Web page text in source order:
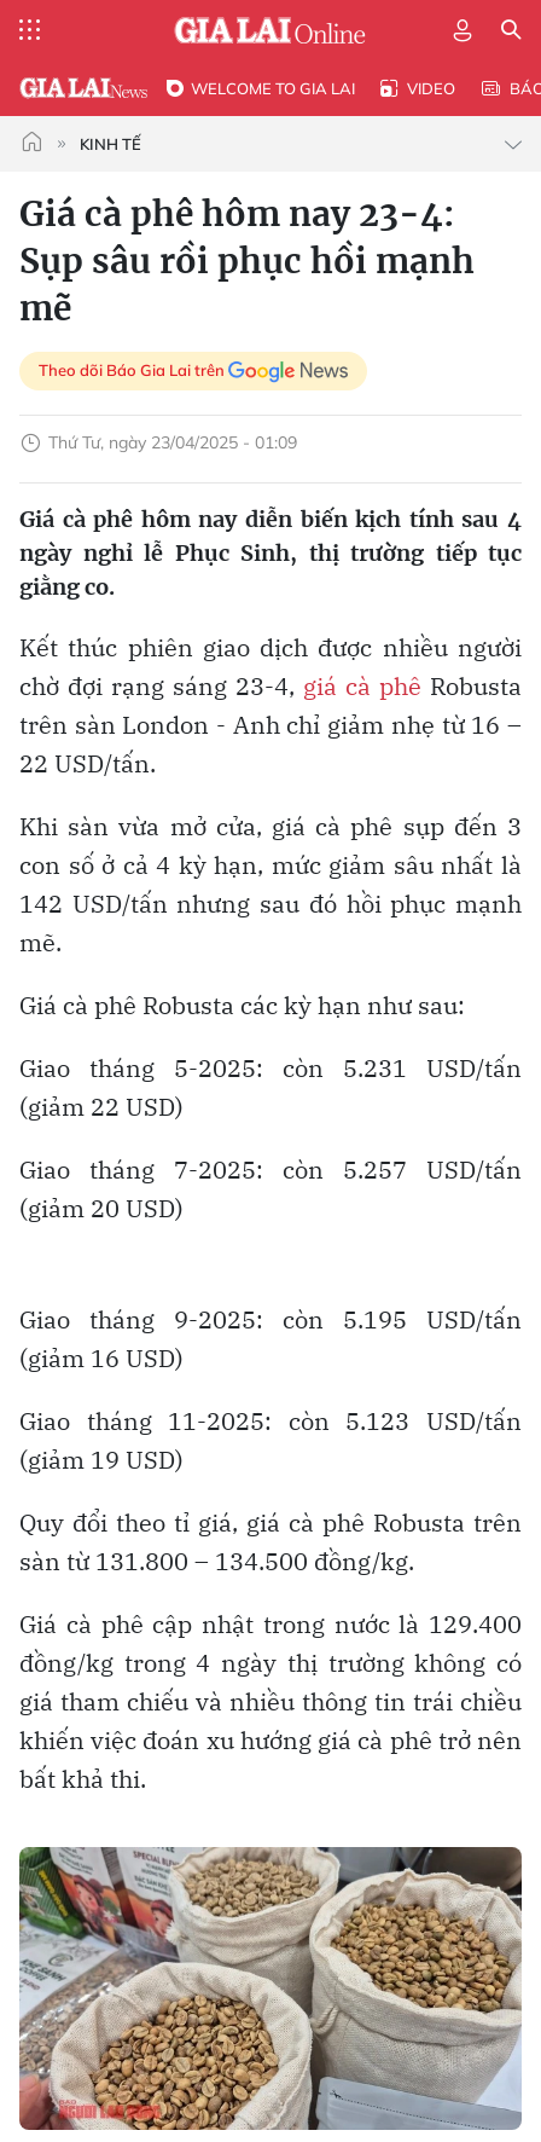
WELCOME TO GIA LAI VIDEO
KINH TẾ
Giá cà phê hôm nay 23-4:
Sụp sâu rồi phục hồi mạnh
mẽ
Theo dõi Báo Gia Lai trên
Thứ Tư, ngày 23/04/2025 - 01:09
Giá cà phê hôm nay diễn biến kịch tính sau 4
ngày nghỉ lễ Phục Sinh, thị trường tiếp tục
giằng co.
Kết thúc phiên giao dịch được nhiều người
chờ đợi rạng sáng 23-4, giá cà phê Robusta
trên sàn London - Anh chỉ giảm nhẹ từ 16 –
22 USD/tấn.
Khi sàn vừa mở cửa, giá cà phê sụp đến 3
con số ở cả 4 kỳ hạn, mức giảm sâu nhất là
142 USD/tấn nhưng sau đó hồi phục mạnh
mẽ.
Giá cà phê Robusta các kỳ hạn như sau:
Giao tháng 5-2025: còn 5.231 USD/tấn
(giảm 22 USD)
Giao tháng 7-2025: còn 5.257 USD/tấn
(giảm 20 USD)
Giao tháng 9-2025: còn 5.195 USD/tấn
(giảm 16 USD)
Giao tháng 11-2025: còn 5.123 USD/tấn
(giảm 19 USD)
Quy đổi theo tỉ giá, giá cà phê Robusta trên
sàn từ 131.800 – 134.500 đồng/kg.
Giá cà phê cập nhật trong nước là 129.400
đồng/kg trong 4 ngày thị trường không có
giá tham chiếu và nhiều thông tin trái chiều
khiến việc đoán xu hướng giá cà phê trở nên
bất khả thi.